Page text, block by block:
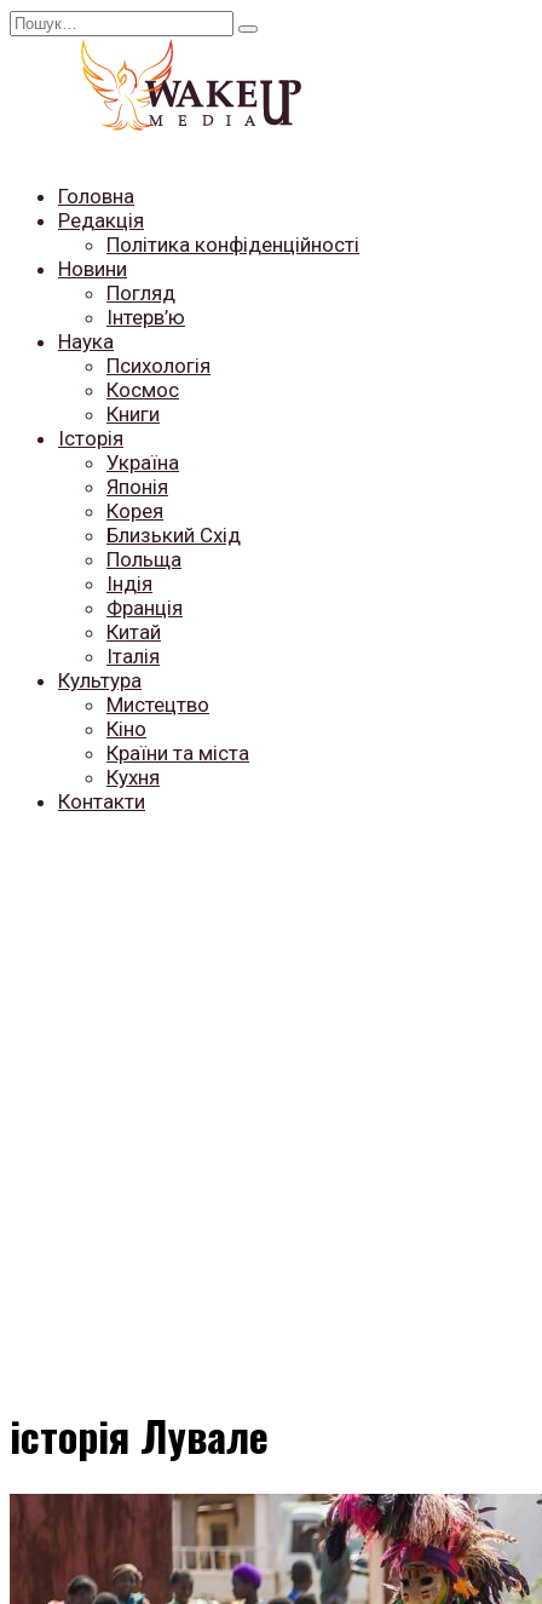
Перейти
Search
Головна
Редакція
Політика конфіденційності
Новини
Погляд
Інтерв’ю
Наука
Психологія
Космос
Книги
Історія
Україна
Японія
Корея
Близький Схід
Польща
Індія
Франція
Китай
Італія
Культура
Мистецтво
Кіно
Країни та міста
Кухня
Контакти
історія Лувале